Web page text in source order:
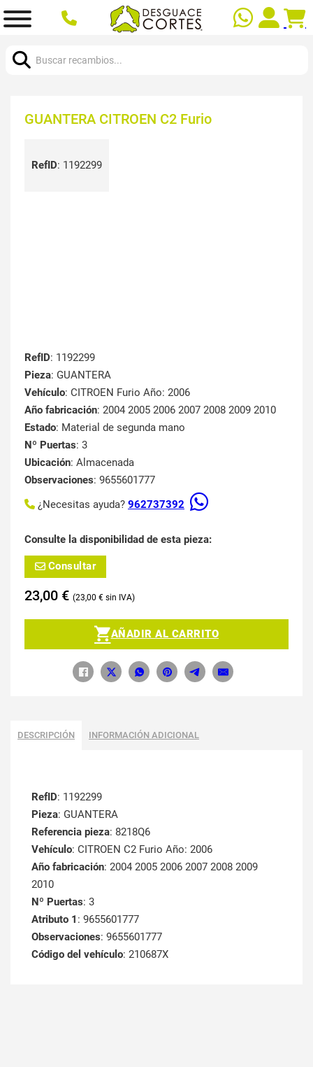
GUANTERA CITROEN C2 Furio
RefID: 1192299
RefID: 1192299
Pieza: GUANTERA
Vehículo: CITROEN Furio Año: 2006
Año fabricación: 2004 2005 2006 2007 2008 2009 2010
Estado: Material de segunda mano
Nº Puertas: 3
Ubicación: Almacenada
Observaciones: 9655601777
¿Necesitas ayuda? 962737392
Consulte la disponibilidad de esta pieza:
Consultar
23,00 € 23,00 €
AÑADIR AL CARRITO
DESCRIPCIÓN INFORMACIÓN ADICIONAL
RefID: 1192299
Pieza: GUANTERA
Referencia pieza: 8218Q6
Vehículo: CITROEN C2 Furio Año: 2006
Año fabricación: 2004 2005 2006 2007 2008 2009
2010
Nº Puertas: 3
Atributo 1 : 9655601777
Observaciones: 9655601777
Código del vehículo: 210687X